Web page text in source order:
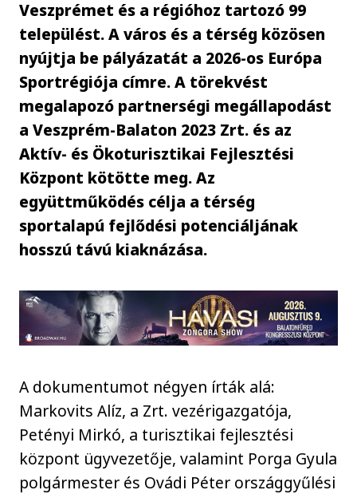
Veszprémet és a régióhoz tartozó 99
települést. A város és a térség közösen
nyújtja be pályázatát a 2026-os Európa
Sportrégiója címre. A törekvést
megalapozó partnerségi megállapodást
a Veszprém-Balaton 2023 Zrt. és az
Aktív- és Ökoturisztikai Fejlesztési
Központ kötötte meg. Az
együttműködés célja a térség
sportalapú fejlődési potenciáljának
hosszú távú kiaknázása.
A dokumentumot négyen írták alá:
Markovits Alíz, a Zrt. vezérigazgatója,
Petényi Mirkó, a turisztikai fejlesztési
központ ügyvezetője, valamint Porga Gyula
polgármester és Ovádi Péter országgyűlési